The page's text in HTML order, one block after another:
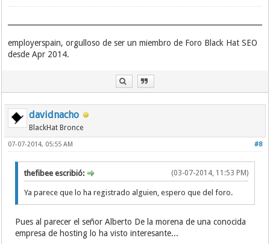
employerspain, orgulloso de ser un miembro de Foro Black Hat SEO
desde Apr 2014.
davidnacho
BlackHat Bronce
#8
07-07-2014, 05:55 AM
(03-07-2014, 11:53 PM)
thefibee escribió:
Ya parece que lo ha registrado alguien, espero que del foro.
Pues al parecer el señor Alberto De la morena de una conocida
empresa de hosting lo ha visto interesante...